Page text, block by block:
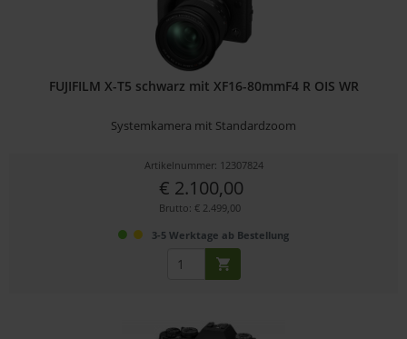
FUJIFILM X-T5 schwarz mit XF16-80mmF4 R OIS WR
Systemkamera mit Standardzoom
Artikelnummer: 12307824
€ 2.100,00
Brutto: € 2.499,00
3-5 Werktage ab Bestellung